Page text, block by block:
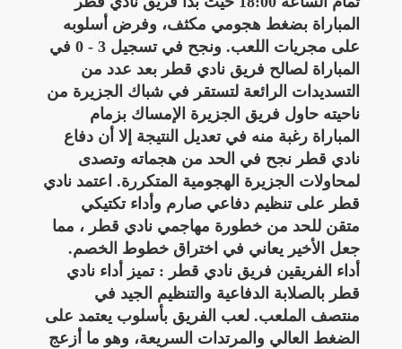
المباراة بضغط هجومي مكثف، وفرض أسلوبه
على مجريات اللعب. ونجح في تسجيل 3 - 0 في
المباراة لصالح فريق نادي قطر بعد عدد من
التسديدات الرائعة لتستقر في شباك الجزيرة من
ناحيته حاول فريق الجزيرة الإمساك بزمام
المباراة رغبة منه في تعديل النتيجة إلا أن دفاع
نادي قطر نجح في الحد من هجماته وتصدى
لمحاولات الجزيرة الهجومية المتكررة. اعتمد نادي
قطر على تنظيم دفاعي صارم وأداء تكتيكي
متقن للحد من خطورة مهاجمي نادي قطر ، مما
جعل الأخير يعاني في اختراق خطوط الخصم.
أداء الفريقين فريق نادي قطر : تميز أداء نادي
قطر بالصلابة الدفاعية والتنظيم الجيد في
منتصف الملعب. لعب الفريق بأسلوب يعتمد على
الضغط العالي والمرتدات السريعة، وهو ما أزعج